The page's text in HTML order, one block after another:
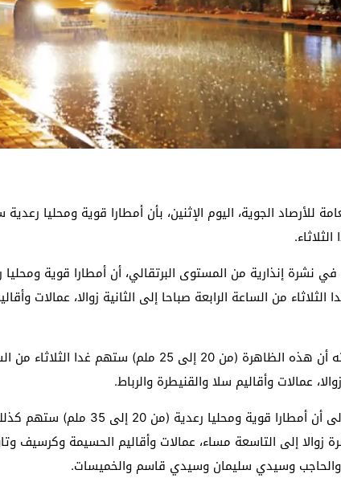
للأرصاد الجوية، اليوم الإثنين، بأن أمطارا قوية ومحليا
الثلاثاء من الساعة الرابعة صباحا إلى الثانية زوالا، عمالات
وأضاف المصدر ذاته أن هذه الظاهرة (من 20 إلى 25 ملم) ستهم
عمالات وأقاليم سلا والقنيطرة والرباط.
وأشارت المديرية إلى أن أمطارا قوية ومحليا
زوالا إلى التاسعة مساء، عمالات وأقاليم الحسيمة وكرسيف
وسيدي سليمان وسيدي قاسم والخميسات.